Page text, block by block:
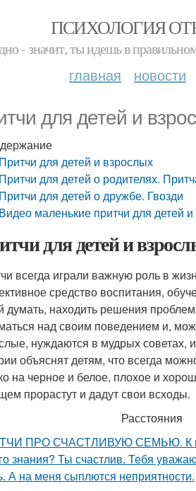
ПСИХОЛОГИЯ
- значит, ты идешь в
главная новости
для детей и
Притчи для детей и взрослых
Притчи для детей о родителях.
Притчи для детей о дружбе. Гвозди
Видео маленькие притчи для детей и
для детей и
всегда играли важную роль в
средство воспитания,
думать, находить решения
над своим поведением и,
нуждаются в мудрых советах,
объяснят детям, что всегда
на черное и белое, плохое и
прорастут и дадут свои всходы.
Расстояния
ПРО СЧАСТЛИВУЮ СЕМЬЮ. К
знания? Ты счастлив. Тебя
А на меня сыплются неприятности.